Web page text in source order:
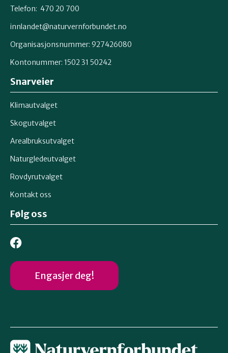
Telefon: 470 20 700
innlandet@naturvernforbundet.no
Organisasjonsnummer: 927426080
Kontonummer: 1502 31 50242
Snarveier
Klimautvalget
Skogutvalget
Arealbruksutvalget
Naturgledeutvalget
Rovdyrutvalget
Kontakt oss
Følg oss
Engasjer deg!